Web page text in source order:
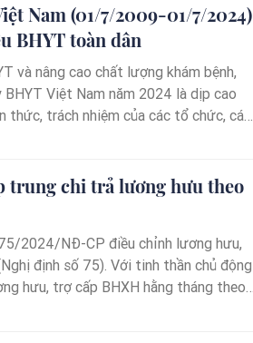
Nam (01/7/2009-01/7/
BHYT toàn dân
và nâng cao chất lượng khám bệnh,
Việt Nam năm 2024 là dịp cao
thức, trách nhiệm của các tổ chức, cá
tiến tới mục tiêu BHYT toàn dân.
trung chi trả lương hưu theo
2024/NĐ-CP điều chỉnh lương hưu,
định số 75). Với tinh thần chủ động
hưu, trợ cấp BHXH hằng tháng theo